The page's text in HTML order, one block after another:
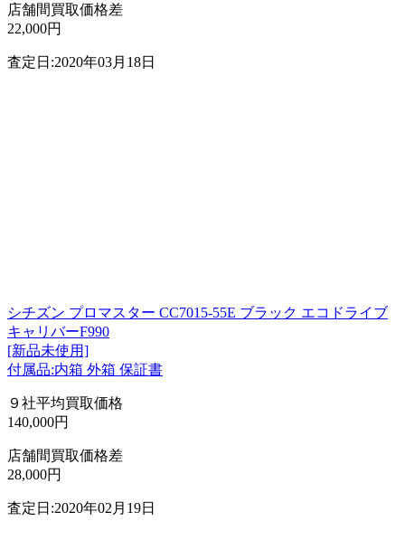
店舗間買取価格差
22,000円
査定日:2020年03月18日
シチズン プロマスター CC7015-55E ブラック エコドライブ
キャリバーF990
[新品未使用]
付属品:内箱 外箱 保証書
９社平均買取価格
140,000円
店舗間買取価格差
28,000円
査定日:2020年02月19日